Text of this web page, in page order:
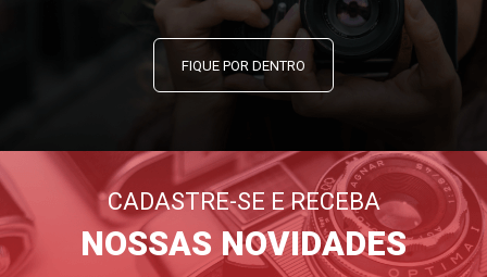
FIQUE POR DENTRO
CADASTRE-SE E RECEBA
NOSSAS NOVIDADES